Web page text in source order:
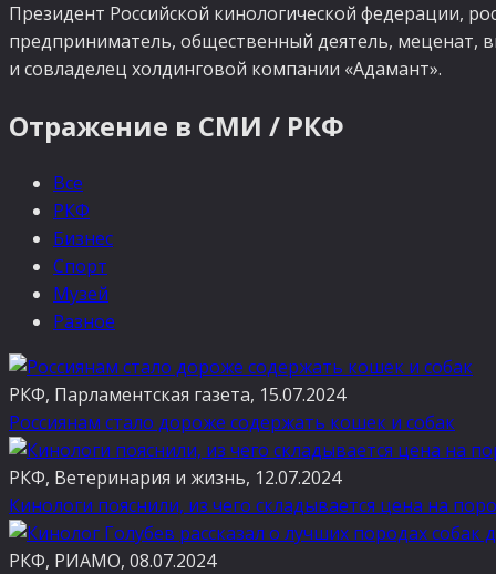
Президент Российской кинологической федерации,
предприниматель, общественный деятель, меценат,
и совладелец холдинговой компании «Адамант».
Отражение в СМИ / РКФ
Все
РКФ
Бизнес
Спорт
Музей
Разное
РКФ, Парламентская газета, 15.07.2024
Россиянам стало дороже содержать кошек и собак
РКФ, Ветеринария и жизнь, 12.07.2024
Кинологи пояснили, из чего складывается цена на
РКФ, РИАМО, 08.07.2024